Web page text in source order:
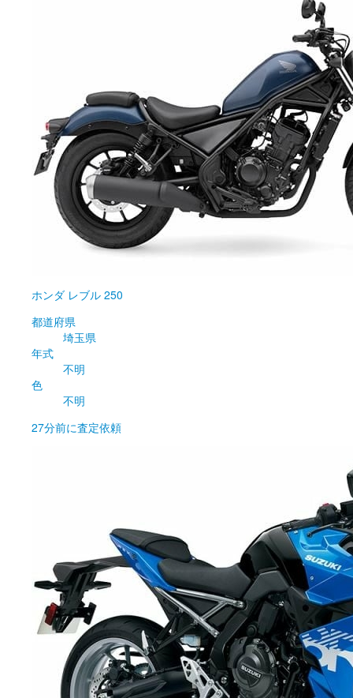
ホンダ レブル 250
都道府県
埼玉県
年式
不明
色
不明
27分前に査定依頼